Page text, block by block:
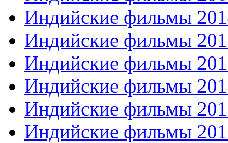
Индийские фильмы
Индийские фильмы
Индийские фильмы
Индийские фильмы
Индийские фильмы
Индийские фильмы